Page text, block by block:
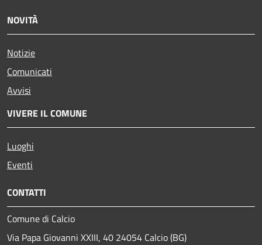
NOVITÀ
Notizie
Comunicati
Avvisi
VIVERE IL COMUNE
Luoghi
Eventi
CONTATTI
Comune di Calcio
Via Papa Giovanni XXIII, 40 24054 Calcio (BG)